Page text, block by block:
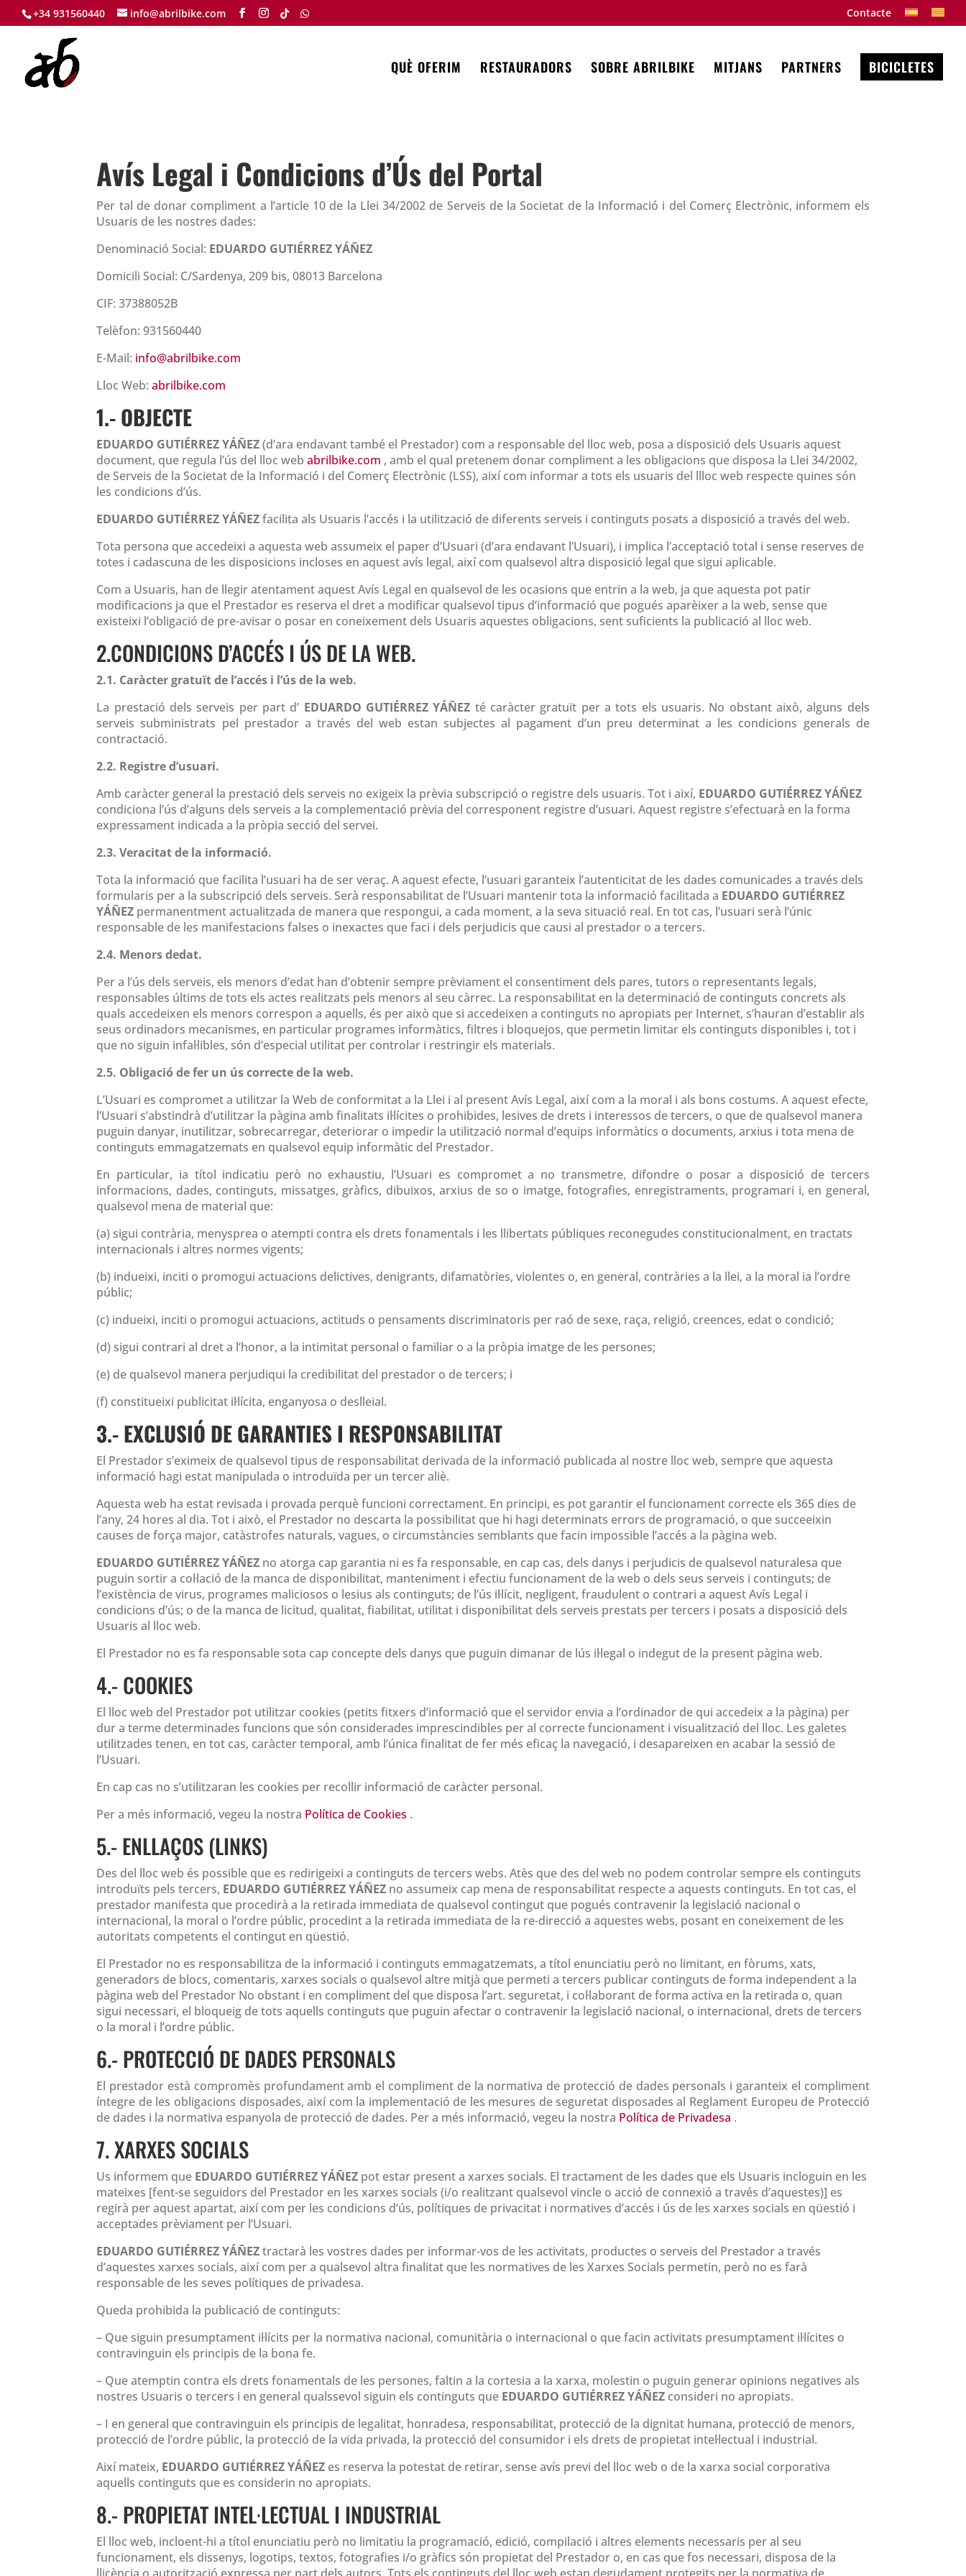
+34 931560440 info@abrilbike.com Contacte
QUÈ OFERIM RESTAURADORS SOBRE ABRILBIKE MITJANS PARTNERS BICICLETES
Avís Legal i Condicions d’Ús del Portal
Per tal de donar compliment a l’article 10 de la Llei 34/2002 de Serveis de la Societat de la Informació i del Comerç Electrònic, informem els
Usuaris de les nostres dades:
Denominació Social: EDUARDO GUTIÉRREZ YÁÑEZ
Domicili Social: C/Sardenya, 209 bis, 08013 Barcelona
CIF: 37388052B
Telèfon: 931560440
E-Mail: info@abrilbike.com
Lloc Web:abrilbike.com
1.- OBJECTE
EDUARDO GUTIÉRREZ YÁÑEZ(d’ara endavant també el Prestador) com a responsable del lloc web, posa a disposició dels Usuaris aquest
document, que regula l’ús del lloc webabrilbike.com , amb el qual pretenem donar compliment a les obligacions que disposa la Llei 34/2002,
de Serveis de la Societat de la Informació i del Comerç Electrònic (LSS), així com informar a tots els usuaris del llloc web respecte quines són
les condicions d’ús.
EDUARDO GUTIÉRREZ YÁÑEZfacilita als Usuaris l’accés i la utilització de diferents serveis i continguts posats a disposició a través del web.
Tota persona que accedeixi a aquesta web assumeix el paper d’Usuari (d’ara endavant l’Usuari), i implica l’acceptació total i sense reserves de
totes i cadascuna de les disposicions incloses en aquest avís legal, així com qualsevol altra disposició legal que sigui aplicable.
Com a Usuaris, han de llegir atentament aquest Avís Legal en qualsevol de les ocasions que entrin a la web, ja que aquesta pot patir
modificacions ja que el Prestador es reserva el dret a modificar qualsevol tipus d’informació que pogués aparèixer a la web, sense que
existeixi l’obligació de pre-avisar o posar en coneixement dels Usuaris aquestes obligacions, sent suficients la publicació al lloc web.
2.CONDICIONS D’ACCÉS I ÚS DE LA WEB.
2.1. Caràcter gratuït de l’accés i l’ús de la web.
La prestació dels serveis per part d’ EDUARDO GUTIÉRREZ YÁÑEZ té caràcter gratuït per a tots els usuaris. No obstant això, alguns dels
serveis subministrats pel prestador a través del web estan subjectes al pagament d’un preu determinat a les condicions generals de
contractació.
2.2. Registre d’usuari.
Amb caràcter general la prestació dels serveis no exigeix ​​la prèvia subscripció o registre dels usuaris. Tot i així, EDUARDO GUTIÉRREZ YÁÑEZ
condiciona l’ús d’alguns dels serveis a la complementació prèvia del corresponent registre d’usuari. Aquest registre s’efectuarà en la forma
expressament indicada a la pròpia secció del servei.
2.3. Veracitat de la informació.
Tota la informació que facilita l’usuari ha de ser veraç. A aquest efecte, l’usuari garanteix l’autenticitat de les dades comunicades a través dels
formularis per a la subscripció dels serveis. Serà responsabilitat de l’Usuari mantenir tota la informació facilitada a EDUARDO GUTIÉRREZ
YÁÑEZ permanentment actualitzada de manera que respongui, a cada moment, a la seva situació real. En tot cas, l’usuari serà l’únic
responsable de les manifestacions falses o inexactes que faci i dels perjudicis que causi al prestador o a tercers.
2.4. Menors dedat.
Per a l’ús dels serveis, els menors d’edat han d’obtenir sempre prèviament el consentiment dels pares, tutors o representants legals,
responsables últims de tots els actes realitzats pels menors al seu càrrec. La responsabilitat en la determinació de continguts concrets als
quals accedeixen els menors correspon a aquells, és per això que si accedeixen a continguts no apropiats per Internet, s’hauran d’establir als
seus ordinadors mecanismes, en particular programes informàtics, filtres i bloquejos, que permetin limitar els continguts disponibles i, tot i
que no siguin infal·libles, són d’especial utilitat per controlar i restringir els materials.
2.5. Obligació de fer un ús correcte de la web.
L’Usuari es compromet a utilitzar la Web de conformitat a la Llei i al present Avís Legal, així com a la moral i als bons costums. A aquest efecte,
l’Usuari s’abstindrà d’utilitzar la pàgina amb finalitats il·lícites o prohibides, lesives de drets i interessos de tercers, o que de qualsevol manera
puguin danyar, inutilitzar, sobrecarregar, deteriorar o impedir la utilització normal d’equips informàtics o documents, arxius i tota mena de
continguts emmagatzemats en qualsevol equip informàtic del Prestador.
En particular, ia títol indicatiu però no exhaustiu, l’Usuari es compromet a no transmetre, difondre o posar a disposició de tercers
informacions, dades, continguts, missatges, gràfics, dibuixos, arxius de so o imatge, fotografies, enregistraments, programari i, en general,
qualsevol mena de material que:
(a) sigui contrària, menysprea o atempti contra els drets fonamentals i les llibertats públiques reconegudes constitucionalment, en tractats
internacionals i altres normes vigents;
(b) indueixi, inciti o promogui actuacions delictives, denigrants, difamatòries, violentes o, en general, contràries a la llei, a la moral ia l’ordre
públic;
(c) indueixi, inciti o promogui actuacions, actituds o pensaments discriminatoris per raó de sexe, raça, religió, creences, edat o condició;
(d) sigui contrari al dret a l’honor, a la intimitat personal o familiar o a la pròpia imatge de les persones;
(e) de qualsevol manera perjudiqui la credibilitat del prestador o de tercers; i
(f) constitueixi publicitat il·lícita, enganyosa o deslleial.
3.- EXCLUSIÓ DE GARANTIES I RESPONSABILITAT
El Prestador s’eximeix de qualsevol tipus de responsabilitat derivada de la informació publicada al nostre lloc web, sempre que aquesta
informació hagi estat manipulada o introduïda per un tercer aliè.
Aquesta web ha estat revisada i provada perquè funcioni correctament. En principi, es pot garantir el funcionament correcte els 365 dies de
l’any, 24 hores al dia. Tot i això, el Prestador no descarta la possibilitat que hi hagi determinats errors de programació, o que succeeixin
causes de força major, catàstrofes naturals, vagues, o circumstàncies semblants que facin impossible l’accés a la pàgina web.
EDUARDO GUTIÉRREZ YÁÑEZ no atorga cap garantia ni es fa responsable, en cap cas, dels danys i perjudicis de qualsevol naturalesa que
puguin sortir a col·lació de la manca de disponibilitat, manteniment i efectiu funcionament de la web o dels seus serveis i continguts; de
l’existència de virus, programes maliciosos o lesius als continguts; de l’ús il·lícit, negligent, fraudulent o contrari a aquest Avís Legal i
condicions d’ús; o de la manca de licitud, qualitat, fiabilitat, utilitat i disponibilitat dels serveis prestats per tercers i posats a disposició dels
Usuaris al lloc web.
El Prestador no es fa responsable sota cap concepte dels danys que puguin dimanar de lús il·legal o indegut de la present pàgina web.
4.- COOKIES
El lloc web del Prestador pot utilitzar cookies (petits fitxers d’informació que el servidor envia a l’ordinador de qui accedeix a la pàgina) per
dur a terme determinades funcions que són considerades imprescindibles per al correcte funcionament i visualització del lloc. Les galetes
utilitzades tenen, en tot cas, caràcter temporal, amb l’única finalitat de fer més eficaç la navegació, i desapareixen en acabar la sessió de
l’Usuari.
En cap cas no s’utilitzaran les cookies per recollir informació de caràcter personal.
Per a més informació, vegeu la nostra Política de Cookies .
5.- ENLLAÇOS (LINKS)
Des del lloc web és possible que es redirigeixi a continguts de tercers webs. Atès que des del web no podem controlar sempre els continguts
introduïts pels tercers, EDUARDO GUTIÉRREZ YÁÑEZ no assumeix cap mena de responsabilitat respecte a aquests continguts. En tot cas, el
prestador manifesta que procedirà a la retirada immediata de qualsevol contingut que pogués contravenir la legislació nacional o
internacional, la moral o l’ordre públic, procedint a la retirada immediata de la re-direcció a aquestes webs, posant en coneixement de les
autoritats competents el contingut en qüestió.
El Prestador no es responsabilitza de la informació i continguts emmagatzemats, a títol enunciatiu però no limitant, en fòrums, xats,
generadors de blocs, comentaris, xarxes socials o qualsevol altre mitjà que permeti a tercers publicar continguts de forma independent a la
pàgina web del Prestador No obstant i en compliment del que disposa l’art. seguretat, i col·laborant de forma activa en la retirada o, quan
sigui necessari, el bloqueig de tots aquells continguts que puguin afectar o contravenir la legislació nacional, o internacional, drets de tercers
o la moral i l’ordre públic.
6.- PROTECCIÓ DE DADES PERSONALS
El prestador està compromès profundament amb el compliment de la normativa de protecció de dades personals i garanteix el compliment
íntegre de les obligacions disposades, així com la implementació de les mesures de seguretat disposades al Reglament Europeu de Protecció
de dades i la normativa espanyola de protecció de dades. Per a més informació, vegeu la nostra Política de Privadesa .
7. XARXES SOCIALS
Us informem que EDUARDO GUTIÉRREZ YÁÑEZ pot estar present a xarxes socials. El tractament de les dades que els Usuaris incloguin en les
mateixes [fent-se seguidors del Prestador en les xarxes socials (i/o realitzant qualsevol vincle o acció de connexió a través d’aquestes)] es
regirà per aquest apartat, així com per les condicions d’ús, polítiques de privacitat i normatives d’accés i ús de les xarxes socials en qüestió i
acceptades prèviament per l’Usuari.
EDUARDO GUTIÉRREZ YÁÑEZtractarà les vostres dades per informar-vos de les activitats, productes o serveis del Prestador a través
d’aquestes xarxes socials, així com per a qualsevol altra finalitat que les normatives de les Xarxes Socials permetin, però no es farà
responsable de les seves polítiques de privadesa.
Queda prohibida la publicació de continguts:
– Que siguin presumptament il·lícits per la normativa nacional, comunitària o internacional o que facin activitats presumptament il·lícites o
contravinguin els principis de la bona fe.
– Que atemptin contra els drets fonamentals de les persones, faltin a la cortesia a la xarxa, molestin o puguin generar opinions negatives als
nostres Usuaris o tercers i en general qualssevol siguin els continguts que EDUARDO GUTIÉRREZ YÁÑEZ consideri no apropiats.
– I en general que contravinguin els principis de legalitat, honradesa, responsabilitat, protecció de la dignitat humana, protecció de menors,
protecció de l’ordre públic, la protecció de la vida privada, la protecció del consumidor i els drets de propietat intel·lectual i industrial.
Així mateix, EDUARDO GUTIÉRREZ YÁÑEZ es reserva la potestat de retirar, sense avís previ del lloc web o de la xarxa social corporativa
aquells continguts que es considerin no apropiats.
8.- PROPIETAT INTEL·LECTUAL I INDUSTRIAL
El lloc web, incloent-hi a títol enunciatiu però no limitatiu la programació, edició, compilació i altres elements necessaris per al seu
funcionament, els dissenys, logotips, textos, fotografies i/o gràfics són propietat del Prestador o, en cas que fos necessari, disposa de la